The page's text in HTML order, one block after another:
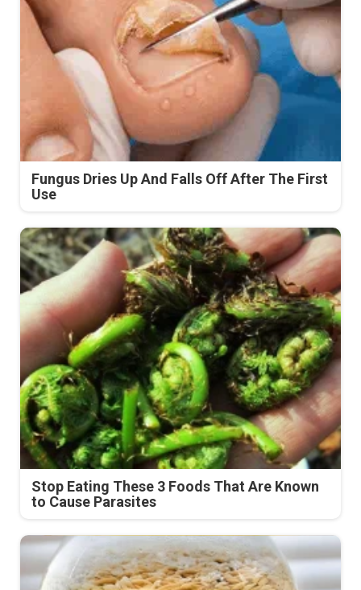
Fungus Dries Up And Falls Off After The First
Use
Stop Eating These 3 Foods That Are Known
to Cause Parasites